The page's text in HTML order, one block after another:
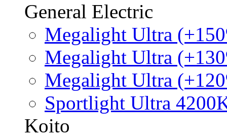
General Electric
Megalight Ultra
Megalight Ultra
Megalight Ultra
Sportlight Ultra
Koito